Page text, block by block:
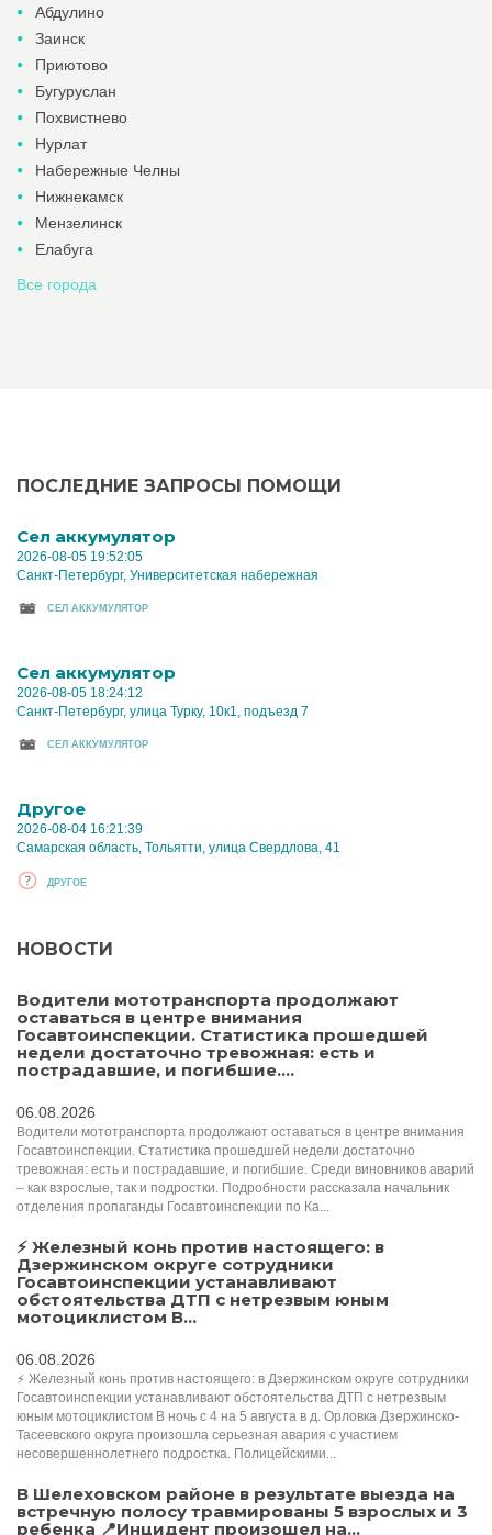
Абдулино
Заинск
Приютово
Бугуруслан
Похвистнево
Нурлат
Набережные Челны
Нижнекамск
Мензелинск
Елабуга
Все города
ПОСЛЕДНИЕ ЗАПРОСЫ ПОМОЩИ
Cел аккумулятор
2026-08-05 19:52:05
Санкт-Петербург, Университетская набережная
CЕЛ АККУМУЛЯТОР
Cел аккумулятор
2026-08-05 18:24:12
Санкт-Петербург, улица Турку, 10к1, подъезд 7
CЕЛ АККУМУЛЯТОР
Другое
2026-08-04 16:21:39
Самарская область, Тольятти, улица Свердлова, 41
ДРУГОЕ
НОВОСТИ
Водители мототранспорта продолжают
оставаться в центре внимания
Госавтоинспекции. Статистика прошедшей
недели достаточно тревожная: есть и
пострадавшие, и погибшие....
06.08.2026
Водители мототранспорта продолжают оставаться в центре внимания
Госавтоинспекции. Статистика прошедшей недели достаточно
тревожная: есть и пострадавшие, и погибшие. Среди виновников аварий
– как взрослые, так и подростки. Подробности рассказала начальник
отделения пропаганды Госавтоинспекции по Ка...
⚡ Железный конь против настоящего: в
Дзержинском округе сотрудники
Госавтоинспекции устанавливают
обстоятельства ДТП с нетрезвым юным
мотоциклистом В...
06.08.2026
⚡ Железный конь против настоящего: в Дзержинском округе сотрудники
Госавтоинспекции устанавливают обстоятельства ДТП с нетрезвым
юным мотоциклистом В ночь с 4 на 5 августа в д. Орловка Дзержинско-
Тасеевского округа произошла серьезная авария с участием
несовершеннолетнего подростка. Полицейскими...
В Шелеховском районе в результате выезда на
встречную полосу травмированы 5 взрослых и 3
ребенка 📍Инцидент произошел на...